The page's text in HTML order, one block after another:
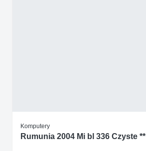
Komputery
Rumunia 2004 Mi bl 336 Czyste **